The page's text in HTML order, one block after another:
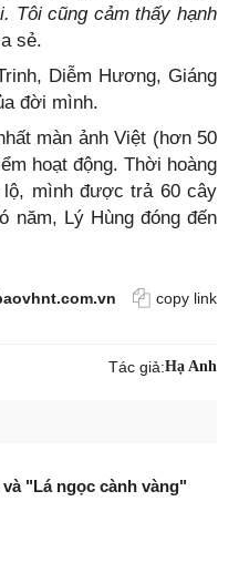
Tôi cũng cảm thấy hạnh
sẻ.
Diễm Hương, Giáng
đời mình.
màn ảnh Việt (hơn 50
hoạt động. Thời hoàng
mình được trả 60 cây
năm, Lý Hùng đóng đến
copy link
Tác giả:Hạ Anh
"Lá ngọc cành vàng"